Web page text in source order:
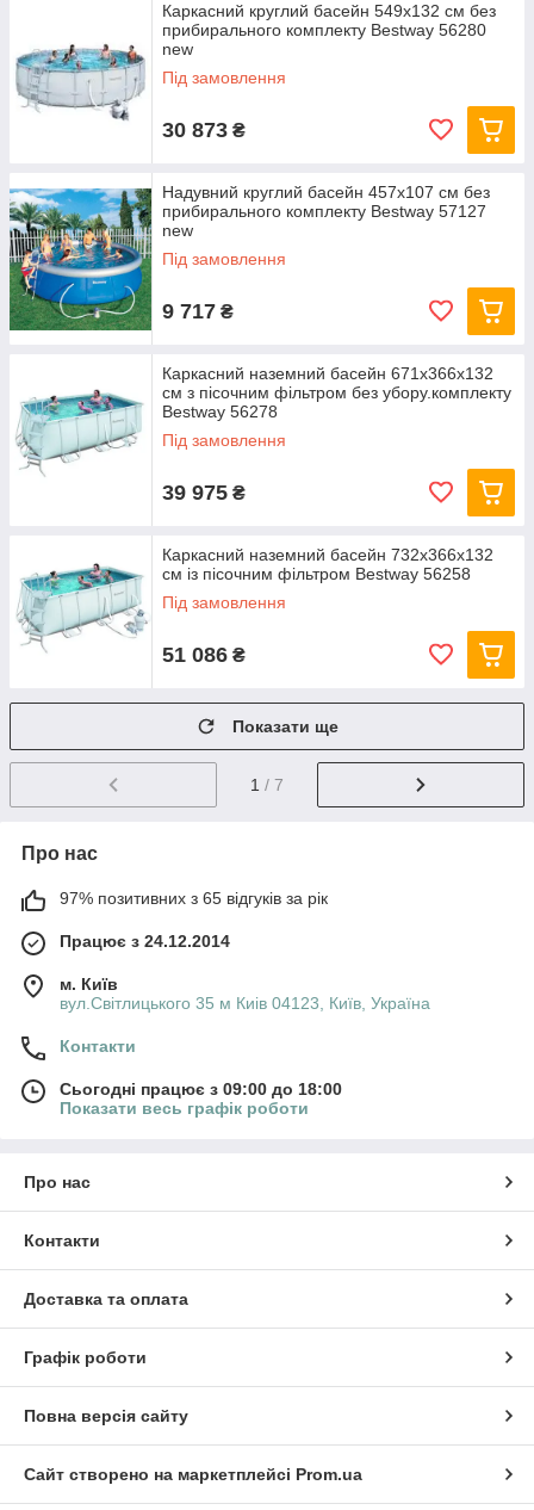
Каркасний круглий басейн 549x132 см без
прибирального комплекту Bestway 56280
new
Під замовлення
30 873 ₴
Надувний круглий басейн 457х107 см без
прибирального комплекту Bestway 57127
new
Під замовлення
9 717 ₴
Каркасний наземний басейн 671x366x132
см з пісочним фільтром без убору.комплекту
Bestway 56278
Під замовлення
39 975 ₴
Каркасний наземний басейн 732x366х132
см із пісочним фільтром Bestway 56258
Під замовлення
51 086 ₴
Показати ще
1 / 7
Про нас
97% позитивних з 65 відгуків за рік
Працює з 24.12.2014
м. Київ
вул.Світлицького 35 м Киів 04123, Київ, Україна
Контакти
Сьогодні працює з 09:00 до 18:00
Показати весь графік роботи
Про нас
Контакти
Доставка та оплата
Графік роботи
Повна версія сайту
Сайт створено на маркетплейсі Prom.ua